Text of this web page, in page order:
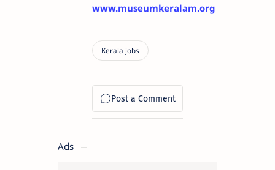
www.museumkeralam.org
Ads